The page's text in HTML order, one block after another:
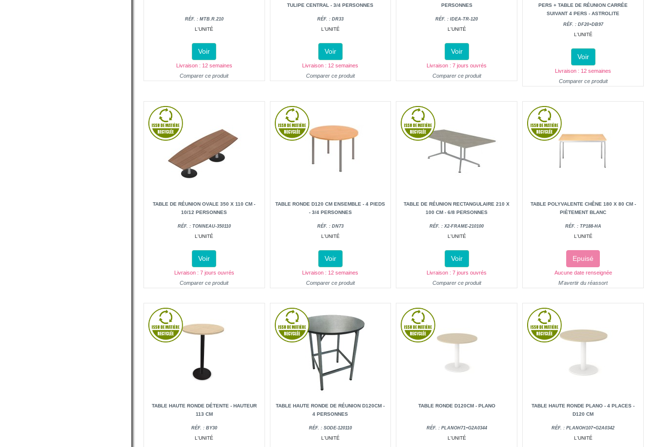
RÉF. : MTB.R.210
L'UNITÉ
Voir
Livraison : 12 semaines
Comparer ce produit
TULIPE CENTRAL - 3/4 PERSONNES
RÉF. : DR33
L'UNITÉ
Voir
Livraison : 12 semaines
Comparer ce produit
PERSONNES
RÉF. : IDEA-TR-120
L'UNITÉ
Voir
Livraison : 7 jours ouvrés
Comparer ce produit
PERS + TABLE DE RÉUNION CARRÉE
SUIVANT 4 PERS - ASTROLITE
RÉF. : DF20+DB97
L'UNITÉ
Voir
Livraison : 12 semaines
Comparer ce produit
TABLE DE RÉUNION OVALE 350 X 110 CM -
10/12 PERSONNES
RÉF. : TONNEAU-350110
L'UNITÉ
Voir
Livraison : 7 jours ouvrés
Comparer ce produit
TABLE RONDE D120 CM ENSEMBLE - 4 PIEDS
- 3/4 PERSONNES
RÉF. : DN73
L'UNITÉ
Voir
Livraison : 12 semaines
Comparer ce produit
TABLE DE RÉUNION RECTANGULAIRE 210 X
100 CM - 6/8 PERSONNES
RÉF. : X2-FRAME-210100
L'UNITÉ
Voir
Livraison : 7 jours ouvrés
Comparer ce produit
TABLE POLYVALENTE CHÊNE 180 X 80 CM -
PIÈTEMENT BLANC
RÉF. : TP188-HA
L'UNITÉ
Epuisé
Aucune date renseignée
M'avertir du réassort
TABLE HAUTE RONDE DÉTENTE - HAUTEUR
113 CM
RÉF. : BY30
L'UNITÉ
TABLE HAUTE RONDE DE RÉUNION D120CM -
4 PERSONNES
RÉF. : SODE-120110
L'UNITÉ
TABLE RONDE D120CM - PLANO
RÉF. : PLANOH71+G2A0344
L'UNITÉ
TABLE HAUTE RONDE PLANO - 4 PLACES -
D120 CM
RÉF. : PLANOH107+G2A0342
L'UNITÉ